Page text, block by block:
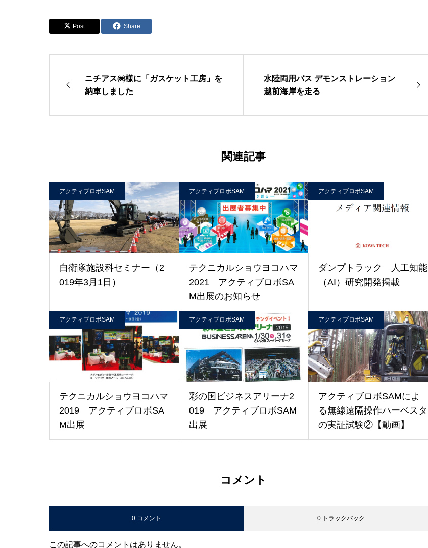
Post Share
ニチアス㈱様に「ガスケット工房」を
納車しました
水陸両用バス デモンストレーション
越前海岸を走る
関連記事
アクティブロボSAM
自衛隊施設科セミナー（2
019年3月1日）
アクティブロボSAM
テクニカルショウヨコハマ
2021 アクティブロボSA
M出展のお知らせ
アクティブロボSAM
ダンプトラック 人工知能
（AI）研究開発掲載
アクティブロボSAM
テクニカルショウヨコハマ
2019 アクティブロボSA
M出展
アクティブロボSAM
彩の国ビジネスアリーナ2
019 アクティブロボSAM
出展
アクティブロボSAM
アクティブロボSAMによ
る無線遠隔操作ハーベスタ
の実証試験②【動画】
コメント
0 コメント 0 トラックバック
この記事へのコメントはありません。